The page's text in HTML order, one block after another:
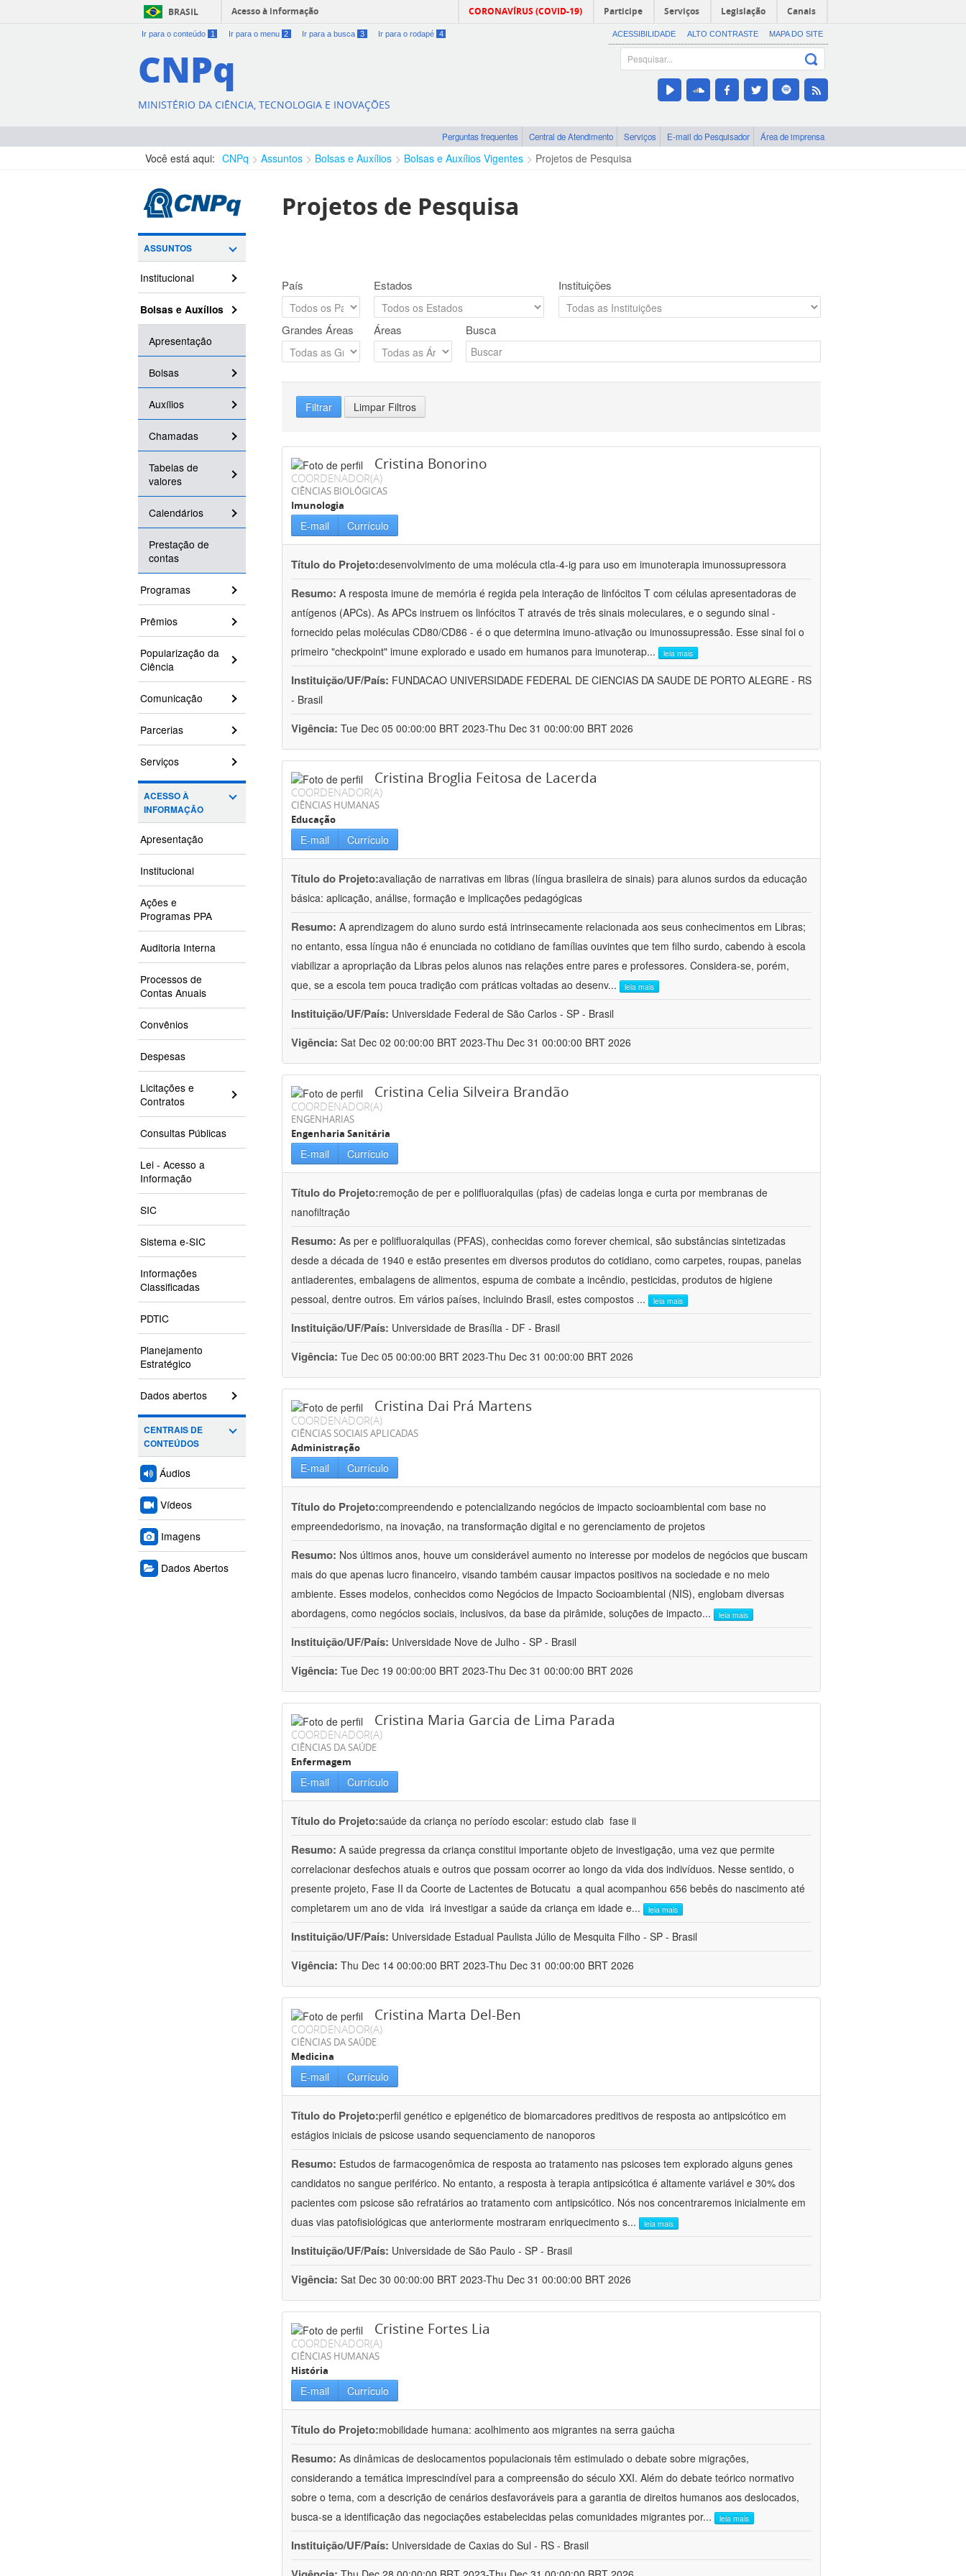
BRASIL Acesso à informação CORONAVÍRUS (COVID-19) Participe Serviços Legislação Canais
Ir para o conteúdo 1 Ir para o menu 2 Ir para a busca 3 Ir para o rodapé 4 ACESSIBILIDADE ALTO CONTRASTE MAPA DO SITE
CNPq
MINISTÉRIO DA CIÊNCIA, TECNOLOGIA E INOVAÇÕES
Perguntas frequentes Central de Atendimento Serviços E-mail do Pesquisador Área de imprensa
Você está aqui: CNPq Assuntos Bolsas e Auxílios Bolsas e Auxílios Vigentes Projetos de Pesquisa
ASSUNTOS
Institucional
Bolsas e Auxílios
Apresentação
Bolsas
Auxílios
Chamadas
Tabelas de
valores
Calendários
Prestação de
contas
Programas
Prêmios
Popularização da
Ciência
Comunicação
Parcerias
Serviços
ACESSO À
INFORMAÇÃO
Apresentação
Institucional
Ações e
Programas PPA
Auditoria Interna
Processos de
Contas Anuais
Convênios
Despesas
Licitações e
Contratos
Consultas Públicas
Lei - Acesso a
Informação
SIC
Sistema e-SIC
Informações
Classificadas
PDTIC
Planejamento
Estratégico
Dados abertos
CENTRAIS DE
CONTEÚDOS
Áudios
Vídeos
Imagens
Dados Abertos
Projetos de Pesquisa
País Estados Instituições
Grandes Áreas Áreas Busca
Filtrar Limpar Filtros
Cristina Bonorino
COORDENADOR(A)
CIÊNCIAS BIOLÓGICAS
Imunologia
E-mail Currículo
Título do Projeto:desenvolvimento de uma molécula ctla-4-ig para uso em imunoterapia imunossupressora
Resumo: A resposta imune de memória é regida pela interação de linfócitos T com células apresentadoras de
antígenos (APCs). As APCs instruem os linfócitos T através de três sinais moleculares, e o segundo sinal -
fornecido pelas moléculas CD80/CD86 - é o que determina imuno-ativação ou imunossupressão. Esse sinal foi o
primeiro "checkpoint" imune explorado e usado em humanos para imunoterap... leia mais
Instituição/UF/País: FUNDACAO UNIVERSIDADE FEDERAL DE CIENCIAS DA SAUDE DE PORTO ALEGRE - RS
- Brasil
Vigência: Tue Dec 05 00:00:00 BRT 2023-Thu Dec 31 00:00:00 BRT 2026
Cristina Broglia Feitosa de Lacerda
COORDENADOR(A)
CIÊNCIAS HUMANAS
Educação
E-mail Currículo
Título do Projeto:avaliação de narrativas em libras (língua brasileira de sinais) para alunos surdos da educação
básica: aplicação, análise, formação e implicações pedagógicas
Resumo: A aprendizagem do aluno surdo está intrinsecamente relacionada aos seus conhecimentos em Libras;
no entanto, essa língua não é enunciada no cotidiano de famílias ouvintes que tem filho surdo, cabendo à escola
viabilizar a apropriação da Libras pelos alunos nas relações entre pares e professores. Considera-se, porém,
que, se a escola tem pouca tradição com práticas voltadas ao desenv... leia mais
Instituição/UF/País: Universidade Federal de São Carlos - SP - Brasil
Vigência: Sat Dec 02 00:00:00 BRT 2023-Thu Dec 31 00:00:00 BRT 2026
Cristina Celia Silveira Brandão
COORDENADOR(A)
ENGENHARIAS
Engenharia Sanitária
E-mail Currículo
Título do Projeto:remoção de per e polifluoralquilas (pfas) de cadeias longa e curta por membranas de
nanofiltração
Resumo: As per e polifluoralquilas (PFAS), conhecidas como forever chemical, são substâncias sintetizadas
desde a década de 1940 e estão presentes em diversos produtos do cotidiano, como carpetes, roupas, panelas
antiaderentes, embalagens de alimentos, espuma de combate a incêndio, pesticidas, produtos de higiene
pessoal, dentre outros. Em vários países, incluindo Brasil, estes compostos ... leia mais
Instituição/UF/País: Universidade de Brasília - DF - Brasil
Vigência: Tue Dec 05 00:00:00 BRT 2023-Thu Dec 31 00:00:00 BRT 2026
Cristina Dai Prá Martens
COORDENADOR(A)
CIÊNCIAS SOCIAIS APLICADAS
Administração
E-mail Currículo
Título do Projeto:compreendendo e potencializando negócios de impacto socioambiental com base no
empreendedorismo, na inovação, na transformação digital e no gerenciamento de projetos
Resumo: Nos últimos anos, houve um considerável aumento no interesse por modelos de negócios que buscam
mais do que apenas lucro financeiro, visando também causar impactos positivos na sociedade e no meio
ambiente. Esses modelos, conhecidos como Negócios de Impacto Socioambiental (NIS), englobam diversas
abordagens, como negócios sociais, inclusivos, da base da pirâmide, soluções de impacto... leia mais
Instituição/UF/País: Universidade Nove de Julho - SP - Brasil
Vigência: Tue Dec 19 00:00:00 BRT 2023-Thu Dec 31 00:00:00 BRT 2026
Cristina Maria Garcia de Lima Parada
COORDENADOR(A)
CIÊNCIAS DA SAÚDE
Enfermagem
E-mail Currículo
Título do Projeto:saúde da criança no período escolar: estudo clab  fase ii
Resumo: A saúde pregressa da criança constitui importante objeto de investigação, uma vez que permite
correlacionar desfechos atuais e outros que possam ocorrer ao longo da vida dos indivíduos. Nesse sentido, o
presente projeto, Fase II da Coorte de Lactentes de Botucatu  a qual acompanhou 656 bebês do nascimento até
completarem um ano de vida  irá investigar a saúde da criança em idade e... leia mais
Instituição/UF/País: Universidade Estadual Paulista Júlio de Mesquita Filho - SP - Brasil
Vigência: Thu Dec 14 00:00:00 BRT 2023-Thu Dec 31 00:00:00 BRT 2026
Cristina Marta Del-Ben
COORDENADOR(A)
CIÊNCIAS DA SAÚDE
Medicina
E-mail Currículo
Título do Projeto:perfil genético e epigenético de biomarcadores preditivos de resposta ao antipsicótico em
estágios iniciais de psicose usando sequenciamento de nanoporos
Resumo: Estudos de farmacogenômica de resposta ao tratamento nas psicoses tem explorado alguns genes
candidatos no sangue periférico. No entanto, a resposta à terapia antipsicótica é altamente variável e 30% dos
pacientes com psicose são refratários ao tratamento com antipsicótico. Nós nos concentraremos inicialmente em
duas vias patofisiológicas que anteriormente mostraram enriquecimento s... leia mais
Instituição/UF/País: Universidade de São Paulo - SP - Brasil
Vigência: Sat Dec 30 00:00:00 BRT 2023-Thu Dec 31 00:00:00 BRT 2026
Cristine Fortes Lia
COORDENADOR(A)
CIÊNCIAS HUMANAS
História
E-mail Currículo
Título do Projeto:mobilidade humana: acolhimento aos migrantes na serra gaúcha
Resumo: As dinâmicas de deslocamentos populacionais têm estimulado o debate sobre migrações,
considerando a temática imprescindível para a compreensão do século XXI. Além do debate teórico normativo
sobre o tema, com a descrição de cenários desfavoráveis para a garantia de direitos humanos aos deslocados,
busca-se a identificação das negociações estabelecidas pelas comunidades migrantes por... leia mais
Instituição/UF/País: Universidade de Caxias do Sul - RS - Brasil